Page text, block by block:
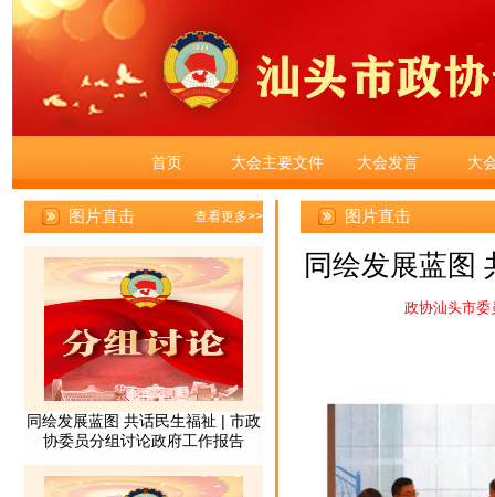
首页 大会主要文件 大会发言 大
图片直击
同绘发展蓝图
政协汕头市委